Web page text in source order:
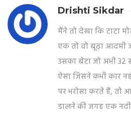
Drishti Sikdar
मैंने तो देखा कि टाटा
एक तो वो बूढ़ा आदमी
उसका बेटा जो अभी
ऐसा जिसने कभी कार
पर भरोसा करते हैं, तो
डालने की जगह एक नदी